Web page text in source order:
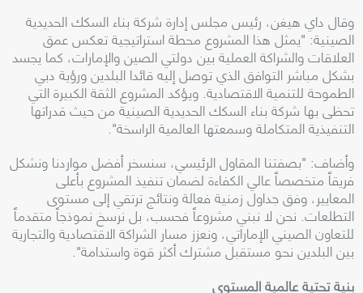
وقال داي هيغن، رئيس مجلس إدارة شركة بناء السكك الحديدية
الصينية: "يمثل هذا المشروع محطة استراتيجية تعكس عمق
العلاقات والشراكة العملية بين دولتي الصين والإمارات، كما يجسد
بشكل مباشر التوافق الذي توصل إليه قائدا البلدين ورؤية دبي
الطموحة للتنمية الاقتصادية. ويؤكد المشروع الثقة الكبيرة التي
تحظى بها شركة بناء السكك الحديدية الصينية من حيث قدراتها
التنفيذية المتكاملة وسمعتها العالمية الراسخة".
وأضاف: "بصفتنا المقاول الرئيسي، سنسخر أفضل مواردنا ونشكل
فريقاً متخصصاً عالي الكفاءة لضمان تنفيذ المشروع بأعلى
المعايير، وفق جداول زمنية فعالة ونتائج ترتقي إلى مستوى
التطلعات. نحن لا نبني مشروعاً فحسب، بل نرسخ نموذجاً متقدماً
للتعاون الصيني الإماراتي، ونعزز مسار الشراكة الاقتصادية والتجارية
بين البلدين نحو مستقبل مشترك أكثر قوة واستدامة".
بنية تحتية عالمية المستوى